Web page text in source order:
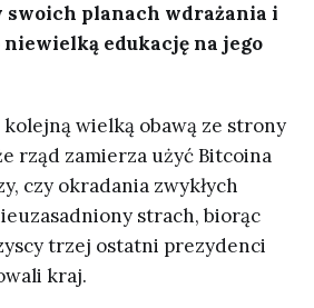
planach wdrażania i
edukację na jego
wielką obawą ze strony
rząd zamierza użyć Bitcoina
czy okradania zwykłych
strach, biorąc
trzej ostatni prezydenci
kraj.